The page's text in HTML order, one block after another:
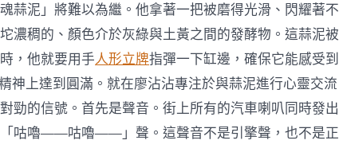
蒜泥」將難以為繼。他拿著一把被磨得光滑、閃耀著不
濃稠的、顏色介於灰綠與土黃之間的發酵物。這蒜泥被
，他就要用手人形立牌指彈一下缸邊，確保它能感受到
神上達到圓滿。就在廖沾沾專注於與蒜泥進行心靈交流
勁的信號。首先是聲音。街上所有的汽車喇叭同時發出
「咕嚕——咕嚕——」聲。這聲音不是引擎聲，也不是正